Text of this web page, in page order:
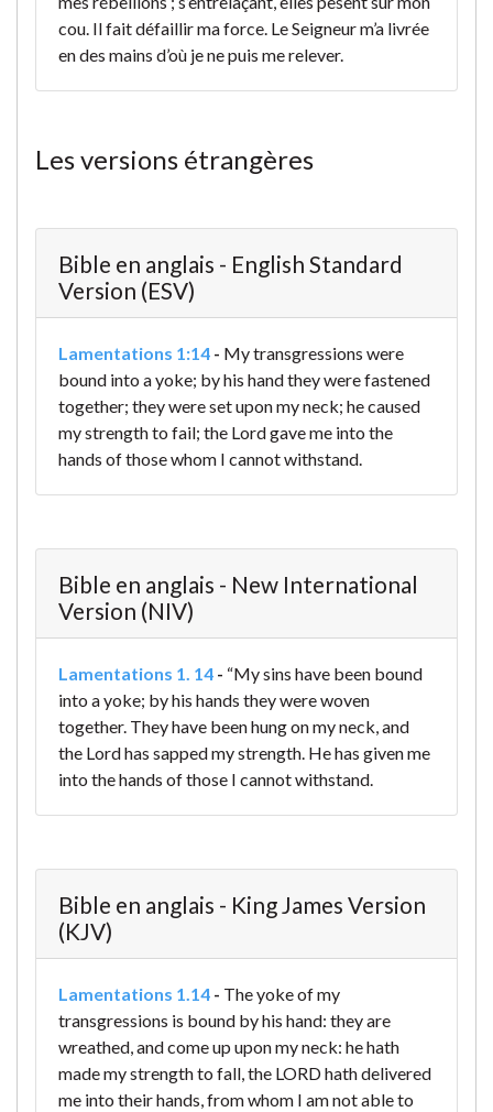
cou. Il fait défaillir ma force. Le Seigneur m’a livrée
en des mains d’où je ne puis me relever.
Les versions étrangères
Bible en anglais - English Standard
Version (ESV)
Lamentations 1:14 - My transgressions were
bound into a yoke; by his hand they were fastened
together; they were set upon my neck; he caused
my strength to fail; the Lord gave me into the
hands of those whom I cannot withstand.
Bible en anglais - New International
Version (NIV)
Lamentations 1. 14 - “My sins have been bound
into a yoke; by his hands they were woven
together. They have been hung on my neck,and
the Lord has sapped my strength. He has given me
into the hands of those I cannot withstand.
Bible en anglais - King James Version
(KJV)
Lamentations 1.14 - The yoke of my
transgressions is bound by his hand: they are
wreathed, and come up upon my neck: he hath
made my strength to fall, the LORD hath delivered
me into their hands, from whom I am not able to